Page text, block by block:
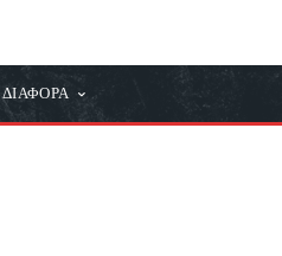
ΔΙΑΦΟΡΑ